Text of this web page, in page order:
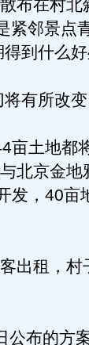
布在村北
紧邻景点
到什么
有所改
土地都
北京金地
发，40亩
租，村
布的方